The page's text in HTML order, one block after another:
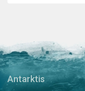
Antarktis